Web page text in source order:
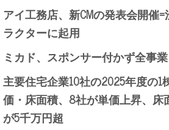
アイ工務店、新CMの発表会開催
ラクターに起用
ミカド、スポンサー付かず全事
主要住宅企業10社の2025年度の
価・床面積、8社が単価上昇、床
が5千万円超